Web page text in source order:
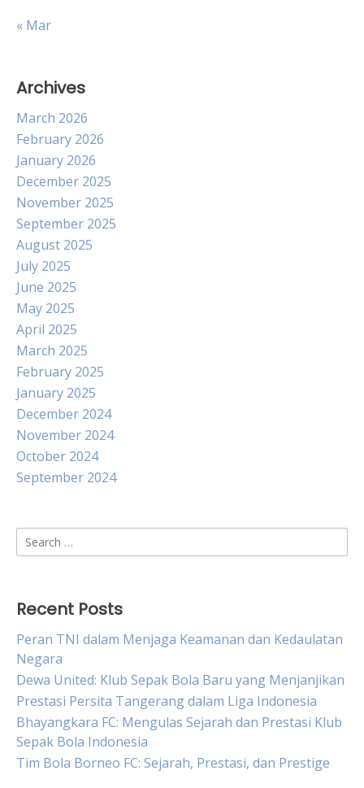
« Mar
Archives
March 2026
February 2026
January 2026
December 2025
November 2025
September 2025
August 2025
July 2025
June 2025
May 2025
April 2025
March 2025
February 2025
January 2025
December 2024
November 2024
October 2024
September 2024
Search
for:
Recent Posts
Peran TNI dalam Menjaga Keamanan dan Kedaulatan
Negara
Dewa United: Klub Sepak Bola Baru yang Menjanjikan
Prestasi Persita Tangerang dalam Liga Indonesia
Bhayangkara FC: Mengulas Sejarah dan Prestasi Klub
Sepak Bola Indonesia
Tim Bola Borneo FC: Sejarah, Prestasi, dan Prestige